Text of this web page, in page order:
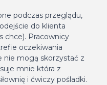
podczas przeglądu,
do klienta
chce). Pracownicy
oczekiwania
nie mogą skorzystać z
mnie która z
i ćwiczy pośladki.